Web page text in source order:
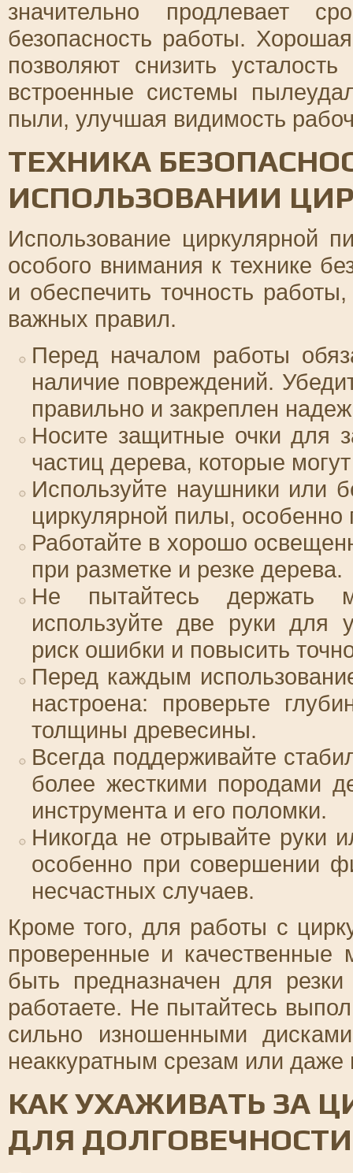
значительно продлевает
безопасность работы.
позволяют снизить
встроенные системы
пыли, улучшая видимость
ТЕХНИКА
ИСПОЛЬЗОВАНИИ
Использование циркулярной
особого внимания к технике
и обеспечить точность
важных правил.
Перед началом работы
наличие повреждений.
правильно и закреплен
Носите защитные очки для
частиц дерева, которые
Используйте наушники или
циркулярной пилы, особенно
Работайте в хорошо
при разметке и резке дерева.
Не пытайтесь держать
используйте две руки для
риск ошибки и повысить
Перед каждым
настроена: проверьте
толщины древесины.
Всегда поддерживайте
более жесткими породами
инструмента и его поломки.
Никогда не отрывайте руки
особенно при совершении
несчастных случаев.
Кроме того, для работы с
проверенные и
быть предназначен для
работаете. Не пытайтесь
сильно изношенными
неаккуратным срезам или даже
КАК УХАЖИВАТЬ ЗА
ДЛЯ ДОЛГОВЕЧНОСТИ